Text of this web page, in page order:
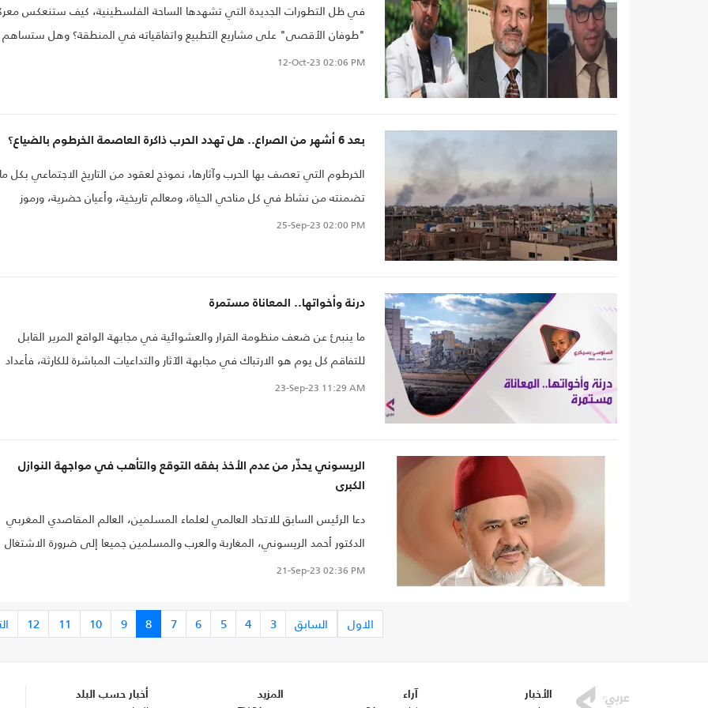
في ظل التطورات الجديدة التي تشهدها الساحة الفلسطينية، كيف ستنعكس
"طوفان الأقصى" على مشاريع التطبيع واتفاقياته في المنطقة؟ وهل ستساهم
في تغيير مواقف الأنظمة العربية المطبعة، والتي تسير نحو التطبيع؟ وهل
12-Oct-23 02:06 PM
بعد 6 أشهر من الصراع.. هل تهدد الحرب ذاكرة العاصمة الخرطوم بالضياع؟
الخرطوم التي تعصف بها الحرب وآثارها، نموذج لعقود من التاريخ الاجتماعي بكل ما
تضمنته من نشاط في كل مناحي الحياة، ومعالم تاريخية، وأعيان حضرية، ورموز
فكرية، وبيوت شاهرة أبوابها للثقافة والفن والإبداع، لكنها مهددة الآن بضياع هذه
المساجد والكنائس،
25-Sep-23 02:00 PM
درنة وأخواتها.. المعاناة مستمرة
ما ينبئ عن ضعف منظومة القرار والعشوائية في مجابهة الواقع المرير القابل
للتفاقم كل يوم هو الارتباك في مجابهة الآثار والتداعيات المباشرة للكارثة، فأعداد
المشردين من بيوتهم والنازحين داخل المدينة وخارجها قدرته منظمة الهجرة الدولية
23-Sep-23 11:29 AM
الريسوني يحذّر من عدم الأخذ بفقه التوقع والتأهب في مواجهة النوازل
الكبرى
دعا الرئيس السابق للاتحاد العالمي لعلماء المسلمين، العالم المقاصدي المغربي
الدكتور أحمد الريسوني، المغاربة والعرب والمسلمين جميعا إلى ضرورة الاشتغال
على إحياء "فقه التوقع والتأهب"، بهدف الاستعداد للتعاطي مع الاحتمالات
21-Sep-23 02:36 PM
الاول السابق 3
4
5
6
7
8
9
10
11
12
الأخبار آراء المزيد أخبار حسب البلد